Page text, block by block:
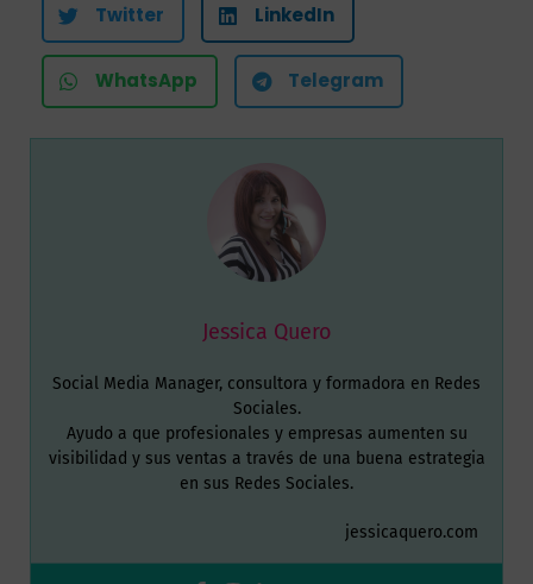
Twitter LinkedIn
WhatsApp Telegram
Jessica Quero
Social Media Manager, consultora y formadora en Redes
Sociales.
Ayudo a que profesionales y empresas aumenten su
visibilidad y sus ventas a través de una buena estrategia
en sus Redes Sociales.
jessicaquero.com